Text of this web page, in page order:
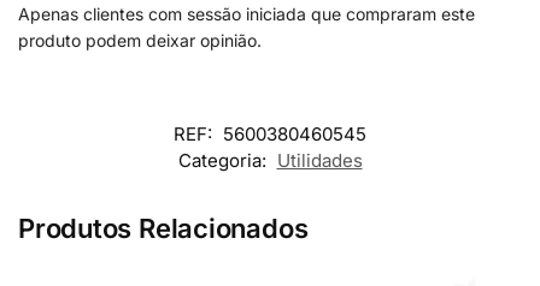
Apenas clientes com sessão iniciada que compraram este
produto podem deixar opinião.
REF: 5600380460545
Categoria: Utilidades
Produtos Relacionados